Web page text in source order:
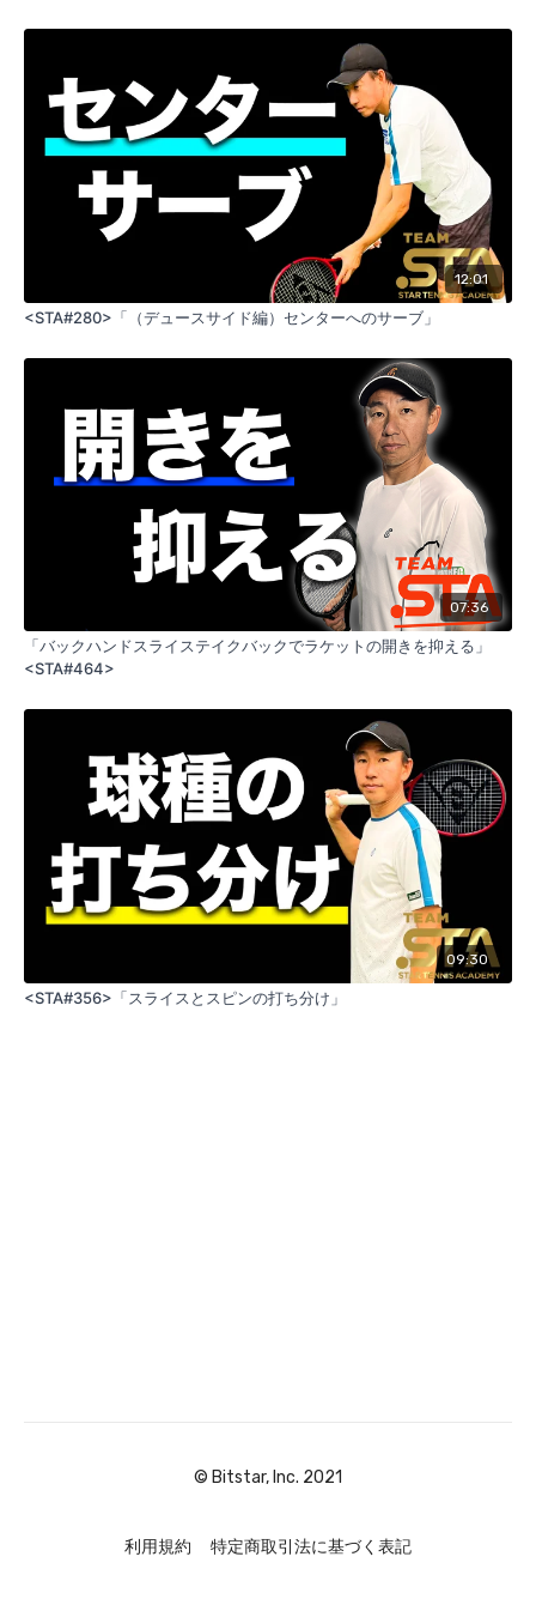
12:01
<STA#280>「（デュースサイド編）センターへのサーブ」
07:36
「バックハンドスライステイクバックでラケットの開きを抑える」
<STA#464>
09:30
<STA#356>「スライスとスピンの打ち分け」
© Bitstar, Inc. 2021
利用規約 特定商取引法に基づく表記